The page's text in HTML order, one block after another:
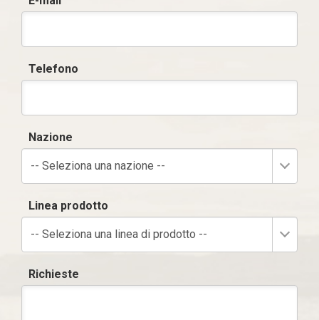
Telefono
Nazione
-- Seleziona una nazione --
Linea prodotto
-- Seleziona una linea di prodotto --
Richieste